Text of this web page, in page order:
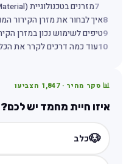
7מזרנים בטכנולוגיית PCM (Phase Change Material)
8איך לבחור את מזרן הקירור
9טיפים לשימוש נכון במזרן
10עוד כמה דרכים לקרר את
📊 סקר מהיר · 1,847הצביעו
איזו חיית מחמד יש לכם?
🐶כלב